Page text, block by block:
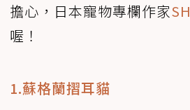
擔心，日本寵物專欄作家
喔！
1.蘇格蘭摺耳貓